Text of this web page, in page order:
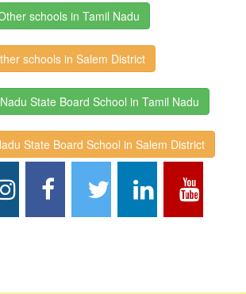
schools in Tamil Nadu
schools in Salem District
State Board School in Tamil Nadu
State Board School in Salem District